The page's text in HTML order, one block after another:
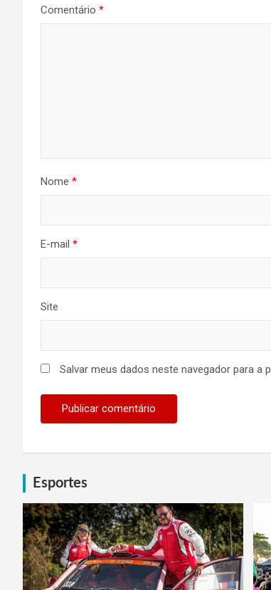
Comentário *
Nome *
E-mail *
Site
Salvar meus dados neste navegador para a
Esportes